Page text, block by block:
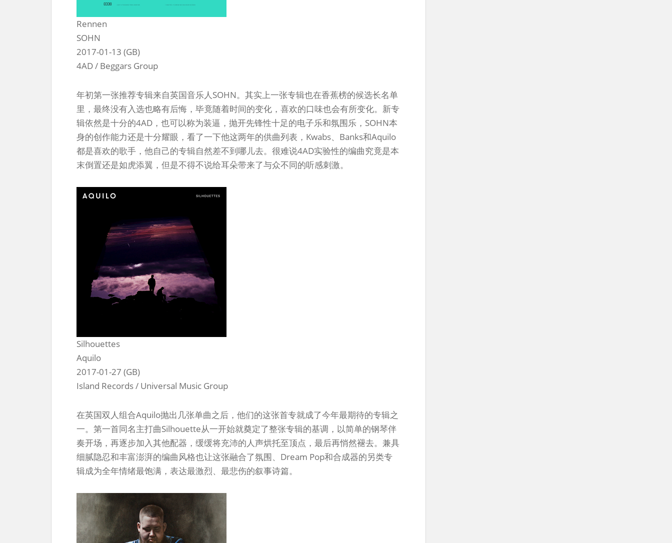
Rennen
SOHN
2017-01-13 (GB)
4AD / Beggars Group
年初第一张推荐专辑来自英国音乐人SOHN。其实上一张专辑也在香蕉榜的候选长名单
里，最终没有入选也略有后悔，毕竟随着时间的变化，喜欢的口味也会有所变化。新专
辑依然是十分的4AD，也可以称为装逼，抛开先锋性十足的电子乐和氛围乐，SOHN本
身的创作能力还是十分耀眼，看了一下他这两年的供曲列表，Kwabs、Banks和Aquilo
都是喜欢的歌手，他自己的专辑自然差不到哪儿去。很难说4AD实验性的编曲究竟是本
末倒置还是如虎添翼，但是不得不说给耳朵带来了与众不同的听感刺激。
Silhouettes
Aquilo
2017-01-27 (GB)
Island Records / Universal Music Group
在英国双人组合Aquilo抛出几张单曲之后，他们的这张首专就成了今年最期待的专辑之
一。第一首同名主打曲Silhouette从一开始就奠定了整张专辑的基调，以简单的钢琴伴
奏开场，再逐步加入其他配器，缓缓将充沛的人声烘托至顶点，最后再悄然褪去。兼具
细腻隐忍和丰富澎湃的编曲风格也让这张融合了氛围、Dream Pop和合成器的另类专
辑成为全年情绪最饱满，表达最激烈、最悲伤的叙事诗篇。